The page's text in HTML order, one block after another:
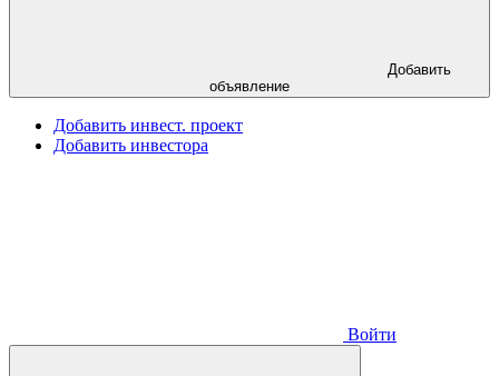
объявление
Добавить инвест. проект
Добавить инвестора
Войти